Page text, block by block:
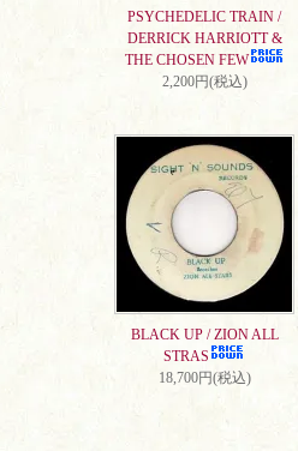
PSYCHEDELIC TRAIN /
DERRICK HARRIOTT &
THE CHOSEN FEW
2,200円(税込)
BLACK UP / ZION ALL
STRAS
18,700円(税込)